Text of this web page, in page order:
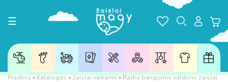
Toggle navigation
☰
Pradinis»Katalogas»Žaislai vaikams»Radio bangomis valdomi žaislai